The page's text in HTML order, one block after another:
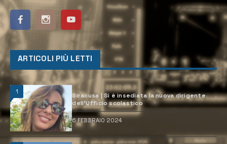
ARTICOLI PIÙ LETTI
1
Siracusa | Si è insediata la nuova dirigente
dell’Ufficio scolastico
6 FEBBRAIO 2024